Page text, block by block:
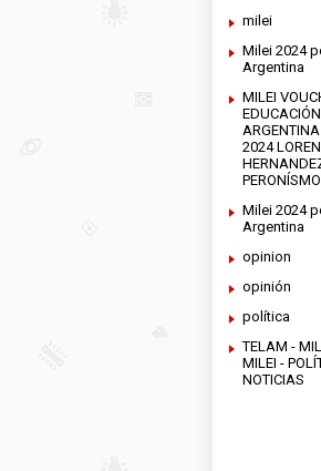
milei
Milei 2024
Argentina
MILEI
2024
PERONÍSMO
Milei 2024
Argentina
opinion
opinión
política
TELAM -
MILEI -
NOTICIAS